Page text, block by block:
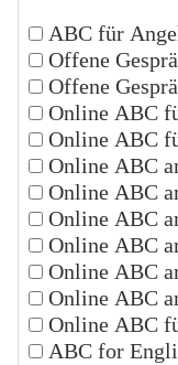
ABC für
Offene
Offene
Online ABC
Online ABC
Online ABC
Online ABC
Online ABC
Online ABC
Online ABC
Online ABC
Online ABC
ABC for